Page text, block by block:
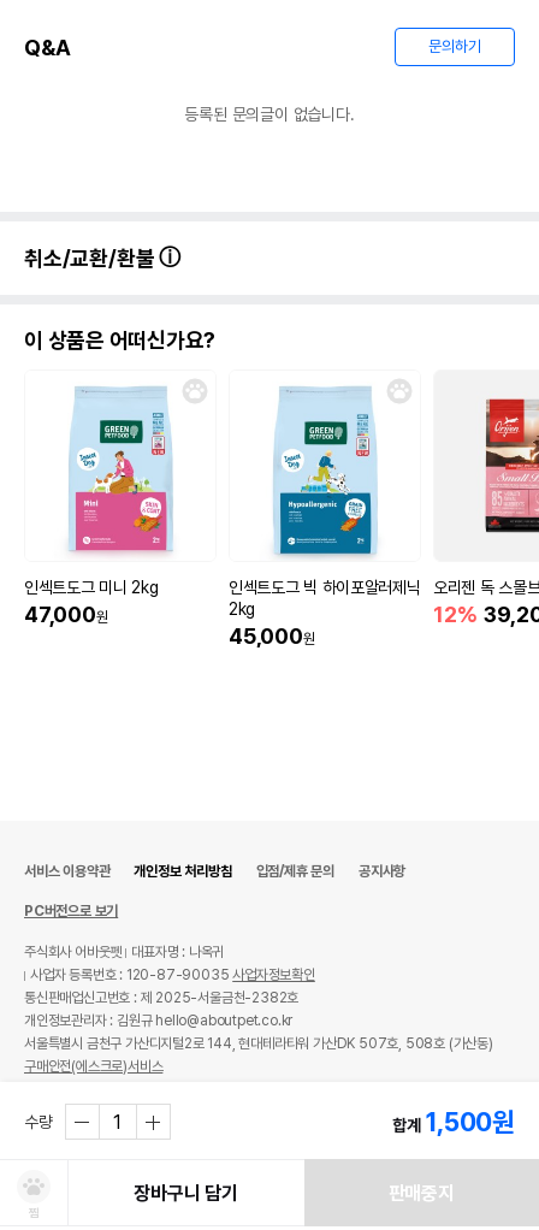
Q&A 문의하기
등록된 문의글이 없습니다.
취소/교환/환불
이 상품은 어떠신가요?
인섹트도그 미니 2kg
47,000원
인섹트도그 빅 하이포알러제닉
2kg
45,000원
오리젠 독 스몰
12%
수량 합계 1,500원
찜
장바구니 담기 판매중지
서비스 이용약관 개인정보 처리방침 입점/제휴 문의 공지사항
PC버전으로 보기
주식회사 어바웃펫
대표자명 : 나옥귀
사업자 등록번호 : 120-87-90035사업자정보확인
통신판매업신고번호 : 제 2025-서울금천-2382호
개인정보관리자 : 김원규 hello@aboutpet.co.kr
서울특별시 금천구 가산디지털2로 144, 현대테라타워 가산DK 507호, 508호 (가산동)
구매안전(에스크로)서비스